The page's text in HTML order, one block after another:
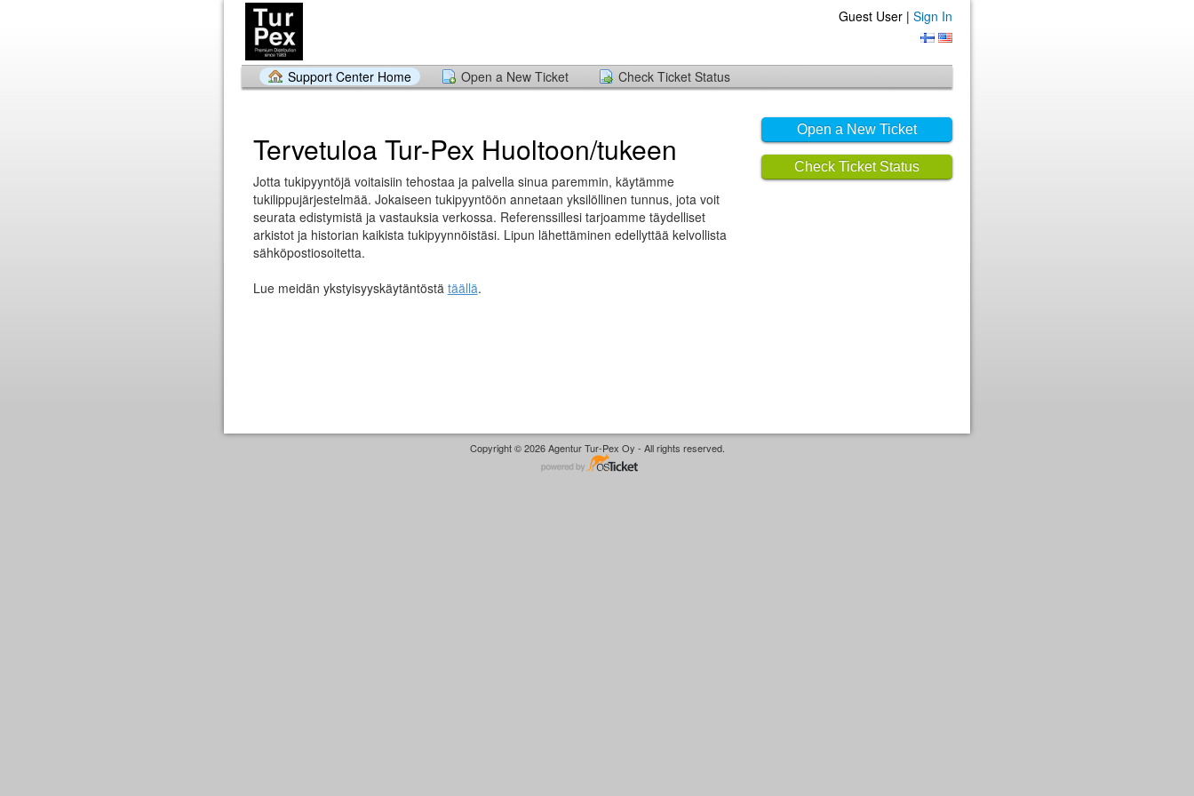
Guest User | Sign In
Support Center Home Open a New Ticket Check Ticket Status
Open a New Ticket
Check Ticket Status
Tervetuloa Tur-Pex Huoltoon/tukeen
Jotta tukipyyntöjä voitaisiin tehostaa ja palvella sinua paremmin, käytämme
tukilippujärjestelmää. Jokaiseen tukipyyntöön annetaan yksilöllinen tunnus, jota voit
seurata edistymistä ja vastauksia verkossa. Referenssillesi tarjoamme täydelliset
arkistot ja historian kaikista tukipyynnöistäsi. Lipun lähettäminen edellyttää kelvollista
sähköpostiosoitetta.
Lue meidän ykstyisyyskäytäntöstä täällä.
Copyright © 2026 Agentur Tur-Pex Oy - All rights reserved.